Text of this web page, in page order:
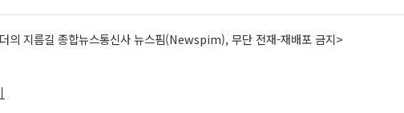
의 지름길 종합뉴스통신사 뉴스핌(Newspim), 무단 전재-재배포 금지>